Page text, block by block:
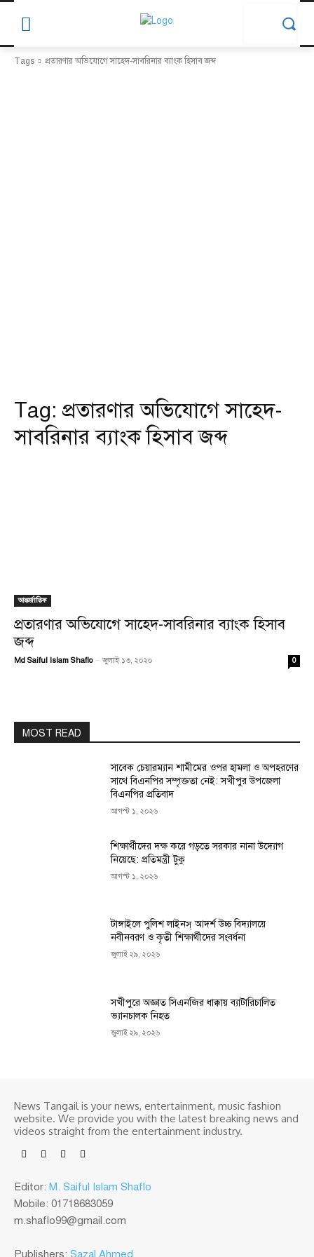
Tags প্রতারণার অভিযোগে সাহেদ-সাবরিনার ব্যাংক হিসাব জব্দ
Tag: প্রতারণার অভিযোগে সাহেদ-
সাবরিনার ব্যাংক হিসাব জব্দ
আন্তর্জাতিক
প্রতারণার অভিযোগে সাহেদ-সাবরিনার ব্যাংক হিসাব
জব্দ
Md Saiful Islam Shaflo - জুলাই ১৩, ২০২০ 0
MOST READ
সাবেক চেয়ারম্যান শামীমের ওপর হামলা ও অপহরণের
সাথে বিএনপির সম্পৃক্ততা নেই: সখীপুর উপজেলা
বিএনপির প্রতিবাদ
আগস্ট ১, ২০২৬
শিক্ষার্থীদের দক্ষ করে গড়তে সরকার নানা উদ্যোগ
নিয়েছে: প্রতিমন্ত্রী টুকু
আগস্ট ১, ২০২৬
টাঙ্গাইলে পুলিশ লাইনস্ আদর্শ উচ্চ বিদ্যালয়ে
নবীনবরণ ও কৃতী শিক্ষার্থীদের সংবর্ধনা
জুলাই ২৯, ২০২৬
সখীপুরে অজ্ঞাত সিএনজির ধাক্কায় ব্যাটারিচালিত
ভ্যানচালক নিহত
জুলাই ২৯, ২০২৬
News Tangail is your news, entertainment, music fashion
website. We provide you with the latest breaking news and
videos straight from the entertainment industry.
Editor: M. Saiful Islam Shaflo
Mobile: 01718683059
m.shaflo99@gmail.com
Publishers: Sazal Ahmed